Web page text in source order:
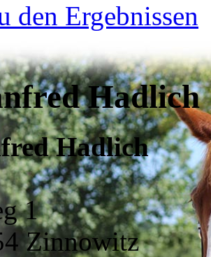
den Ergebnissen
Hadlich
Hadlich
1
Zinnowitz